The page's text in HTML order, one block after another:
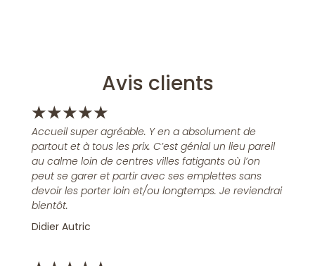
Avis clients
★★★★★
Accueil super agréable. Y en a absolument de
partout et à tous les prix. C’est génial un lieu pareil
au calme loin de centres villes fatigants où l’on
peut se garer et partir avec ses emplettes sans
devoir les porter loin et/ou longtemps. Je reviendrai
bientôt.
Didier Autric